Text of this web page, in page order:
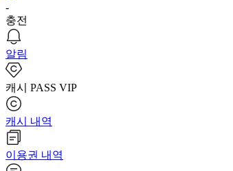
-
충전
알림
캐시 PASS VIP
캐시 내역
이용권 내역